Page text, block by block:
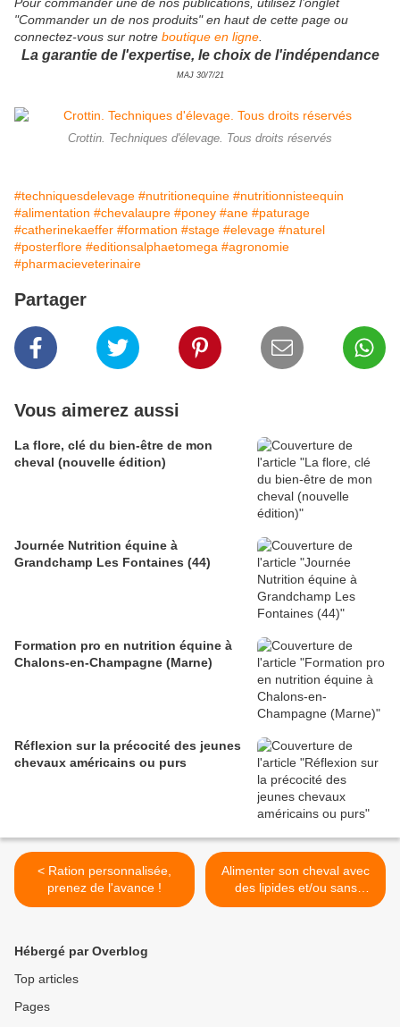
"Commander un de nos produits" en haut de cette page ou
connectez-vous sur notre boutique en ligne
La garantie de l'expertise, le choix de l'indépendance
MAJ 30/7/21
Crottin. Techniques d'élevage. Tous droits réservés
#techniquesdelevage #nutritionequine #nutritionnisteequin
#alimentation #chevalaupre #poney #ane #paturage
#catherinekaeffer #formation #stage #elevage #naturel
#posterflore #editionsalphaetomega #agronomie
#pharmacieveterinaire
Partager
Vous aimerez aussi
La flore, clé du bien-être de mon
cheval (nouvelle édition)
Journée Nutrition équine à
Grandchamp Les Fontaines (44)
Formation pro en nutrition équine à
Chalons-en-Champagne (Marne)
Réflexion sur la précocité des jeunes
chevaux américains ou purs
< Ration personnalisée,
prenez de l'avance !
Alimenter son cheval avec
des lipides et/ou sans
amidon >
Hébergé par Overblog
Top articles
Pages